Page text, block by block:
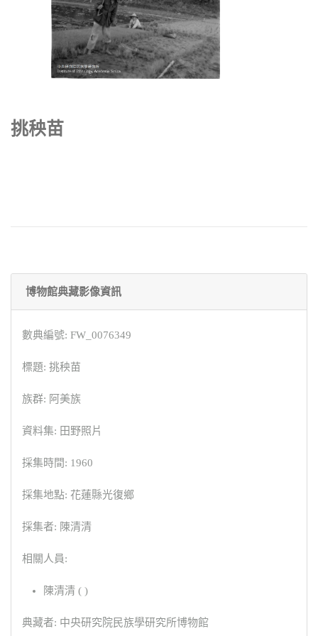
挑秧苗
博物館典藏影像資訊
數典編號: FW_0076349
標題: 挑秧苗
族群: 阿美族
資料集: 田野照片
採集時間: 1960
採集地點: 花蓮縣光復鄉
採集者: 陳清清
相關人員:
陳清清 ( )
典藏者: 中央研究院民族學研究所博物館